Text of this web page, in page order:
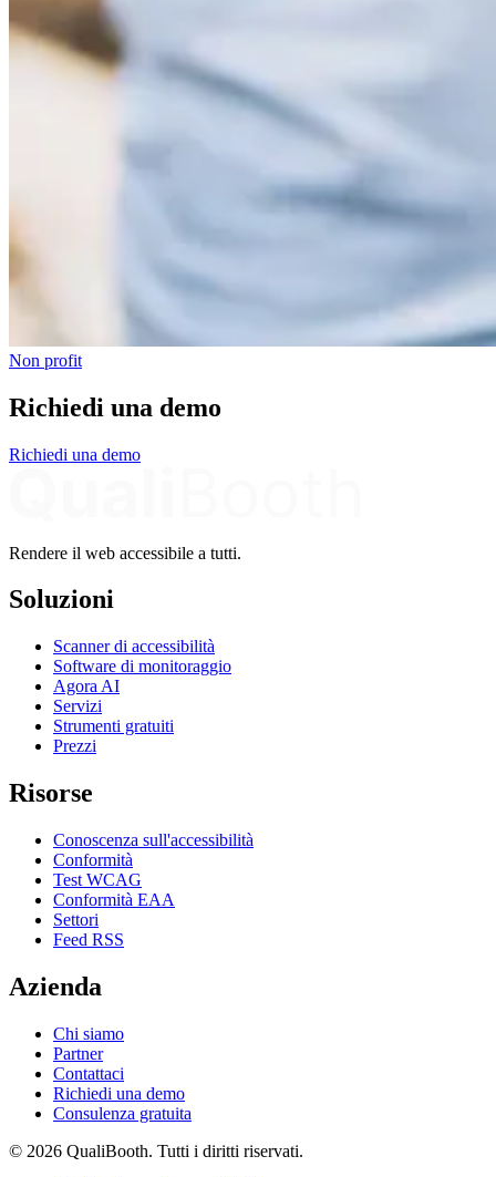
Non profit
Richiedi una demo
Richiedi una demo
Rendere il web accessibile a tutti.
Soluzioni
Scanner di accessibilità
Software di monitoraggio
Agora AI
Servizi
Strumenti gratuiti
Prezzi
Risorse
Conoscenza sull'accessibilità
Conformità
Test WCAG
Conformità EAA
Settori
Feed RSS
Azienda
Chi siamo
Partner
Contattaci
Richiedi una demo
Consulenza gratuita
© 2026 QualiBooth. Tutti i diritti riservati.